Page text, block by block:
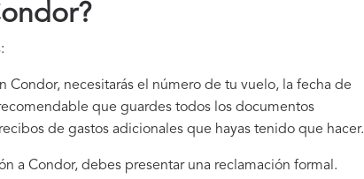
?
Condor, necesitarás el número de tu vuelo, la fecha de
que guardes todos los documentos
de gastos adicionales que hayas tenido que hacer.
a Condor, debes presentar una reclamación formal.